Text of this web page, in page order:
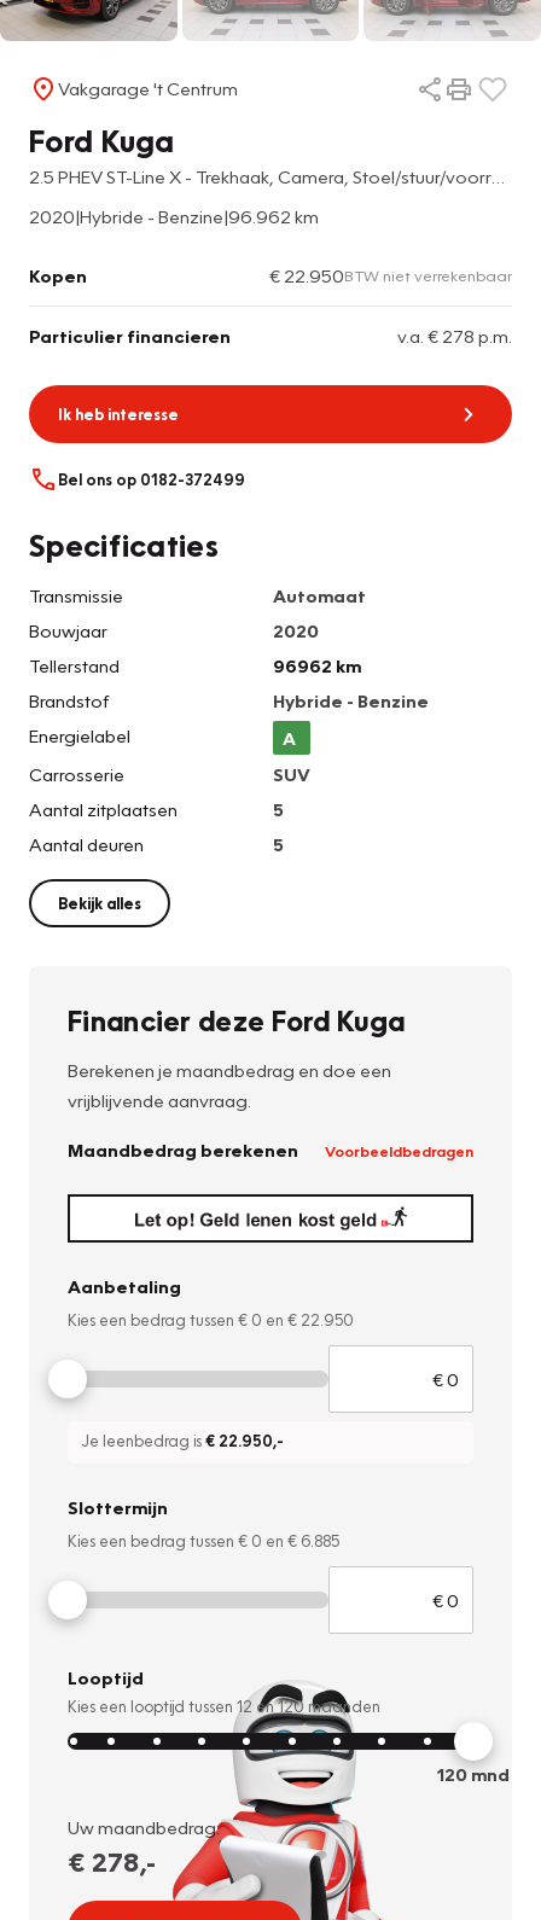
Vakgarage 't Centrum
Ford Kuga
2020|Hybride - Benzine|96.962 km
Kopen € 22.950BTW niet verrekenbaar
Particulier financieren v.a. € 278 p.m.
Ik heb interesse
Bel ons op 0182-372499
Specificaties
Transmissie
Automaat
Bouwjaar
2020
Tellerstand
96962 km
Brandstof
Hybride - Benzine
Energielabel
A
Carrosserie
SUV
Aantal zitplaatsen
5
Aantal deuren
5
Bekijk alles
Financier deze Ford Kuga
Berekenen je maandbedrag en doe een
vrijblijvende aanvraag.
Maandbedrag berekenen Voorbeeldbedragen
Aanbetaling
Kies een bedrag tussen € 0 en € 22.950
Je leenbedrag is€ 22.950,-
Slottermijn
Kies een bedrag tussen € 0 en € 6.885
Looptijd
Kies een looptijd tussen 12 en120 maanden
120mnd
Uw maandbedrag:
€ 278,-